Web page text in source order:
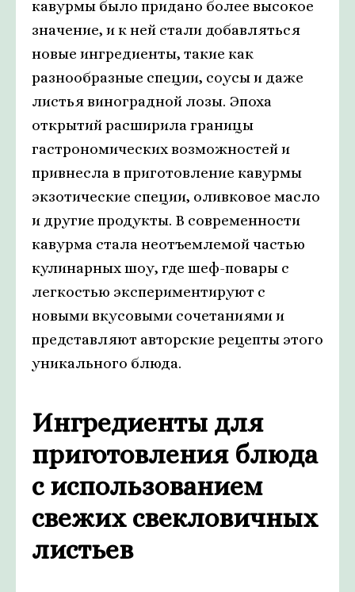
кавурмы было придано более высокое
значение, и к ней стали добавляться
новые ингредиенты, такие как
разнообразные специи, соусы и даже
листья виноградной лозы. Эпоха
открытий расширила границы
гастрономических возможностей и
привнесла в приготовление кавурмы
экзотические специи, оливковое масло
и другие продукты. В современности
кавурма стала неотъемлемой частью
кулинарных шоу, где шеф-повары с
легкостью экспериментируют с
новыми вкусовыми сочетаниями и
представляют авторские рецепты этого
уникального блюда.
Ингредиенты для
приготовления блюда
с использованием
свежих свекловичных
листьев